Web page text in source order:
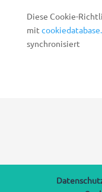
Diese Cookie-
mit
synchronisiert